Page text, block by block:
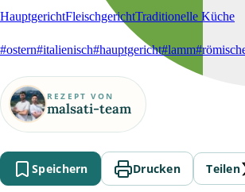
HauptgerichtFleischgerichtTraditionelle Küche
#ostern#italienisch#hauptgericht#lamm
REZEPT VON
malsati-team
Speichern Drucken Teilen